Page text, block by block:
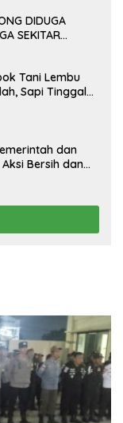
DIDUGA
SEKITAR
Tani Lembu
Sapi Tinggal
dan
Bersih dan